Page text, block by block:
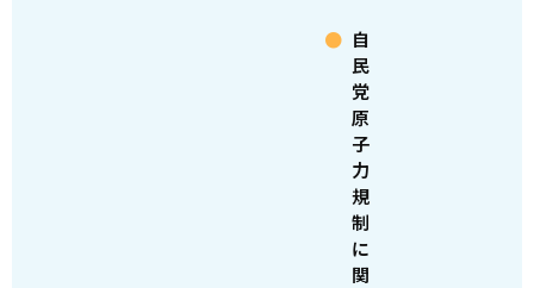
自
民
党
原
子
力
規
制
に
関